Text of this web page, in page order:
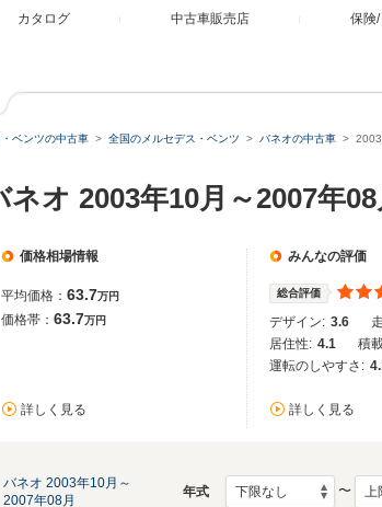
カタログ 中古車販売店 保険
・ベンツの中古車 全国のメルセデス・ベンツ バネオの中古車
オ 2003年10月～2007年
価格相場情報
平均価格： 63.7万円
価格帯： 63.7万円
詳しく見る
みんなの評価
総合評価
デザイン: 3.6
居住性: 4.1 積
運転のしやすさ:
詳しく見る
バネオ 2003年10月～
2007年08月
年式 〜